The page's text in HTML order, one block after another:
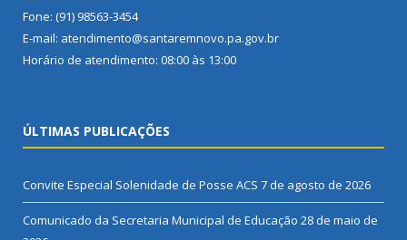
Fone: (91) 98563-3454
E-mail: atendimento@santaremnovo.pa.gov.br
Horário de atendimento: 08:00 às 13:00
ÚLTIMAS PUBLICAÇÕES
Convite Especial Solenidade de Posse ACS 7 de agosto de 2026
Comunicado da Secretaria Municipal de Educação 28 de maio de